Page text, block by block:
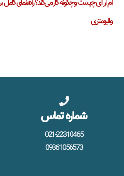
والیومتری
شماره تماس
021-22310465
09361056573